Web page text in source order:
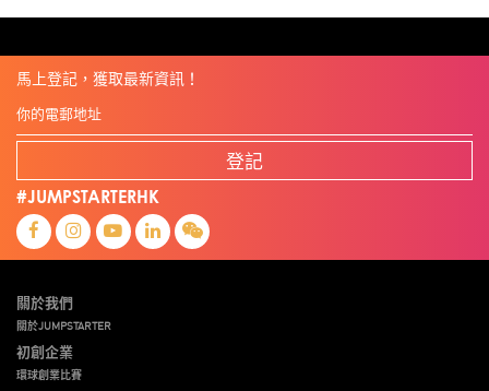
馬上登記，獲取最新資訊！
登記
#JUMPSTARTERHK
關於我們
關於JUMPSTARTER
初創企業
環球創業比賽